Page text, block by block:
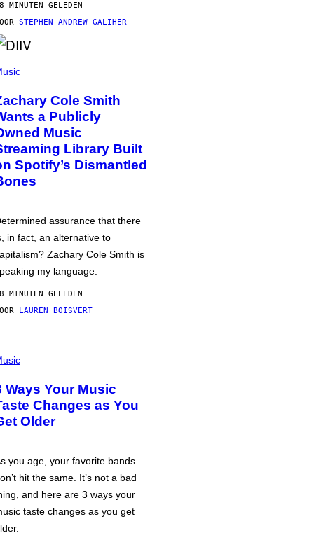
MINUTEN GELEDEN
STEPHEN ANDREW GALIHER
Cole Smith
a Publicly
Music
Library Built
Spotify’s Dismantled
assurance that there
in fact, an alternative to
Zachary Cole Smith is
my language.
MINUTEN GELEDEN
LAUREN BOISVERT
Ways Your Music
Changes as You
Older
you age, your favorite bands
hit the same. It’s not a bad
and here are 3 ways your
taste changes as you get